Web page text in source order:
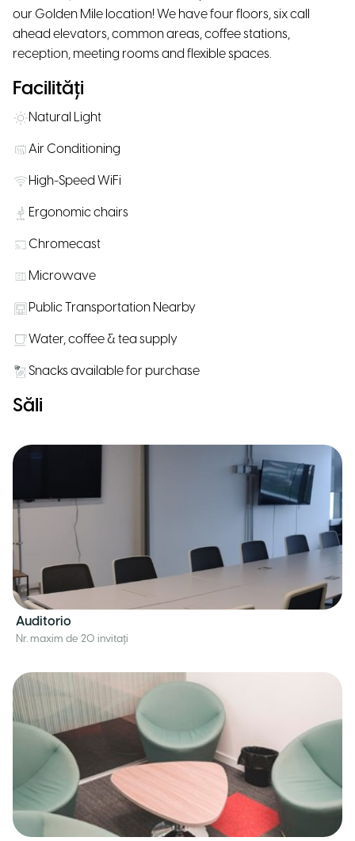
our Golden Mile location! We have four floors, six call
ahead elevators, common areas, coffee stations,
reception, meeting rooms and flexible spaces.
Facilități
Natural Light
Air Conditioning
High-Speed WiFi
Ergonomic chairs
Chromecast
Microwave
Public Transportation Nearby
Water, coffee & tea supply
Snacks available for purchase
Săli
Auditorio
Nr. maxim de 20 invitați